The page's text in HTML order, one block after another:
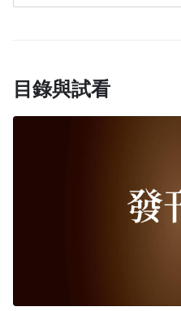
三大部分概念解說，每堂課皆
目錄與試看